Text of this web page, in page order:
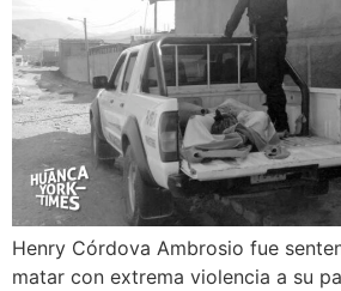
Henry Córdova Ambrosio fue
matar con extrema violencia a su